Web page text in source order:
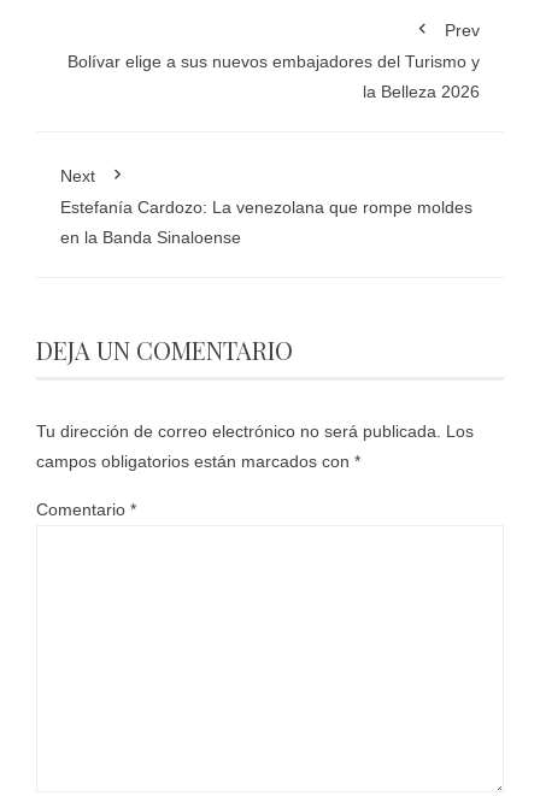
Prev
Bolívar elige a sus nuevos embajadores del Turismo y
la Belleza 2026
Next
Estefanía Cardozo: La venezolana que rompe moldes
en la Banda Sinaloense
DEJA UN COMENTARIO
Tu dirección de correo electrónico no será publicada.
Los
campos obligatorios están marcados con *
Comentario *